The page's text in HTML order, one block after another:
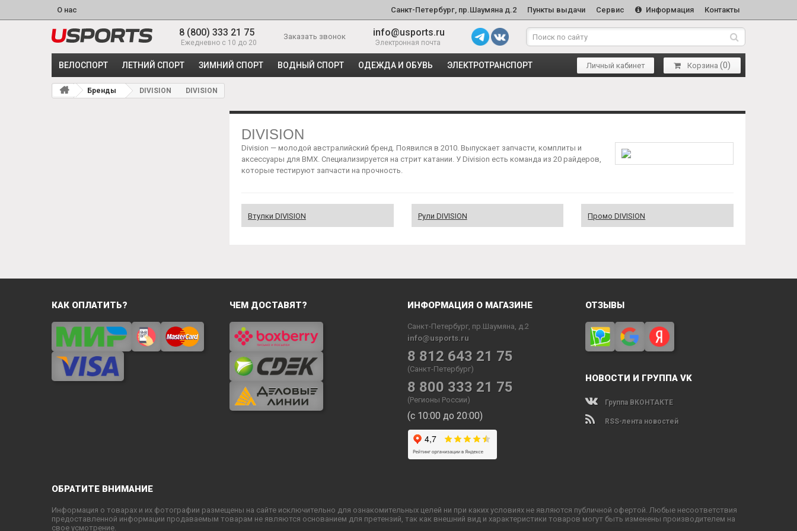
О нас Санкт-Петербург, пр.Шаумяна д.2 Пункты выдачи Сервис Информация Контакты
8 (800) 333 21 75
Ежедневно с 10 до 20
Заказать звонок info@usports.ru
Электронная почта
ВЕЛОСПОРТ ЛЕТНИЙ СПОРТ ЗИМНИЙ СПОРТ ВОДНЫЙ СПОРТ ОДЕЖДА И ОБУВЬ ЭЛЕКТРОТРАНСПОРТ Личный кабинет Корзина (0)
Бренды DIVISION DIVISION
DIVISION
Division — молодой австралийский бренд. Появился в 2010. Выпускает запчасти, комплиты и
аксессуары для BMX. Специализируется на стрит катании. У Division есть команда из 20 райдеров,
которые тестируют запчасти на прочность.
Втулки DIVISION Рули DIVISION Промо DIVISION
КАК ОПЛАТИТЬ? ЧЕМ ДОСТАВЯТ? ИНФОРМАЦИЯ О МАГАЗИНЕ
Санкт-Петербург, пр.Шаумяна, д.2
info@usports.ru
8 812 643 21 75
(Санкт-Петербург)
8 800 333 21 75
(Регионы России)
(с 10:00 до 20:00)
ОТЗЫВЫ
НОВОСТИ И ГРУППА VK
Группа ВКОНТАКТЕ
RSS-лента новостей
ОБРАТИТЕ ВНИМАНИЕ
Информация о товарах и их фотографии размещены на сайте исключительно для ознакомительных целей ни при каких условиях не являются публичной офертой. Любые несоответствия
предоставленной информации продаваемым товарам не являются основанием для претензий, так как внешний вид и характеристики товаров могут быть изменены производителем на
свое усмотрение.